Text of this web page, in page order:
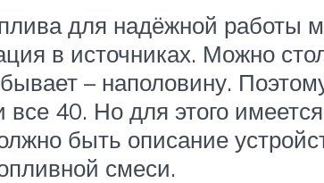
для надёжной работы
в источниках. Можно
– наполовину.
40. Но для этого
быть описание
смеси.